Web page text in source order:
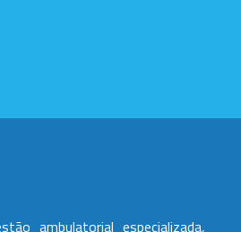
ambulatorial especializada,